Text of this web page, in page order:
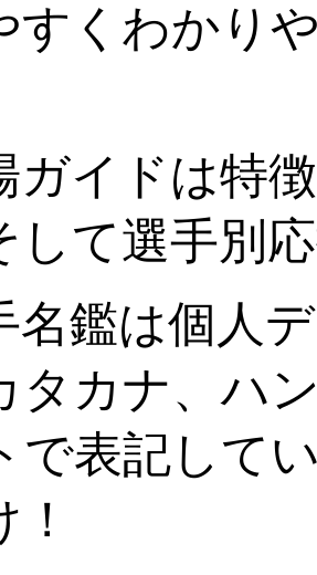
くわかり
イドは特
して選手別
鑑は個人
タカナ、ハ
で表記して